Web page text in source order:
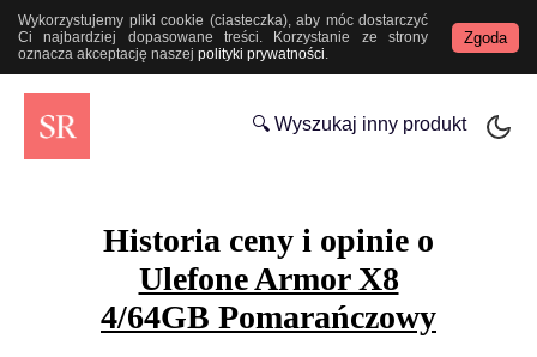
Wykorzystujemy pliki cookie (ciasteczka), aby móc dostarczyć
Ci najbardziej dopasowane treści. Korzystanie ze strony
oznacza akceptację naszej polityki prywatności.
Zgoda
🔍 Wyszukaj inny produkt
Historia ceny i opinie o
Ulefone Armor X8
4/64GB Pomarańczowy